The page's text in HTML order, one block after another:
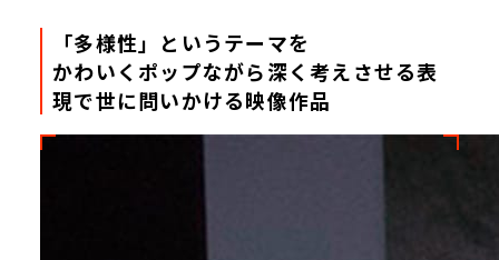
「多様性」というテーマを
かわいくポップながら深く考えさせる表
現で世に問いかける映像作品